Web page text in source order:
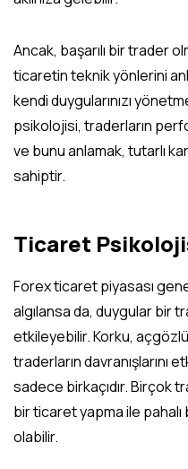
Ancak, başarılı bir trader
ticaretin teknik yönlerini
kendi duygularınızı
psikolojisi, traderların
ve bunu anlamak, tutarlı
sahiptir.
psikolojisini
performansınızı nasıl
Ticaret
Forex ticaret piyasası
algılansa da, duygular bir
etkileyebilir. Korku,
traderların davranışlarını
sadece birkaçıdır. Birçok
bir ticaret yapma ile
olabilir.